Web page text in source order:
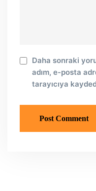
Daha sonraki
adım, e-posta
tarayıcıya